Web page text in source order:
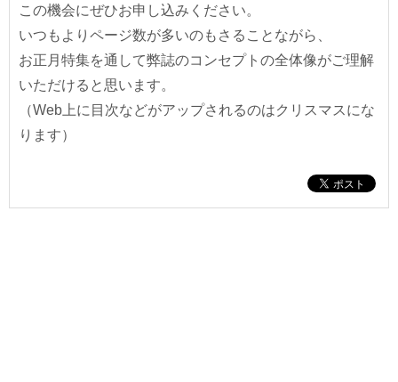
この機会にぜひお申し込みください。
いつもよりページ数が多いのもさることながら、
お正月特集を通して弊誌のコンセプトの全体像がご理解
いただけると思います。
（Web上に目次などがアップされるのはクリスマスにな
ります）